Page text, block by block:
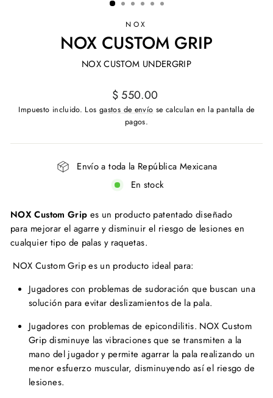
NOX
NOX CUSTOM GRIP
NOX CUSTOM UNDERGRIP
Precio
habitual
$ 550.00
Impuesto incluido. Los gastos de envío se calculan en la pantalla de
pagos.
Envío a toda la República Mexicana
En stock
NOX Custom Grip es un producto patentado diseñado
para mejorar el agarre y disminuir el riesgo de lesiones en
cualquier tipo de palas y raquetas.
NOX Custom Grip es un producto ideal para:
Jugadores con problemas de sudoración que buscan una
solución para evitar deslizamientos de la pala.
Jugadores con problemas de epicondilitis. NOX Custom
Grip disminuye las vibraciones que se transmiten a la
mano del jugador y permite agarrar la pala realizando un
menor esfuerzo muscular, disminuyendo así el riesgo de
lesiones.